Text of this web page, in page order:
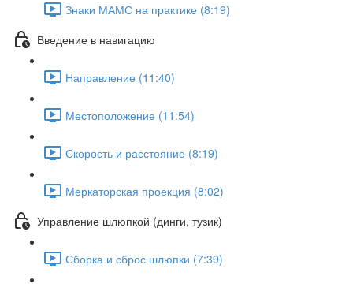
Знаки МАМС на практике (8:19)
Введение в навигацию
Направление (11:40)
Местоположение (11:54)
Скорость и расстояние (8:19)
Меркаторская проекция (8:02)
Управление шлюпкой (динги, тузик)
Сборка и сброс шлюпки (7:39)